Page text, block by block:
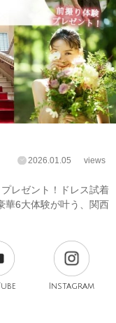
2026.01.05 views
レゼント！ドレス試着
華6大体験が叶う、関西
Instagram